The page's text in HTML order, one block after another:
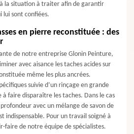
la situation à traiter afin de garantir
lui sont confiées.
en pierre reconstituée : des
de notre entreprise Glonin Peinture,
avec aisance les taches acides sur
même les plus ancrées.
suivie d’un rinçage en grande
faire disparaître les taches. Dans le cas
avec un mélange de savon de
indispensable. Pour un travail soigné à
faire de notre équipe de spécialistes.